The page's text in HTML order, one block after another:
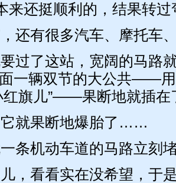
来还挺顺利的，结果转
还有很多汽车、摩托车
过了这站，宽阔的马路
一辆双节的大公共——
红旗儿”——果断地就插在
就果断地爆胎了……
条机动车道的马路立刻
，看看实在没希望，于